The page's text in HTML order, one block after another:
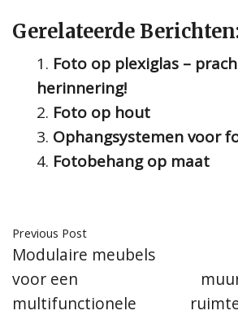
Gerelateerde
Foto op plexiglas –
herinnering!
Foto op hout
Ophangsystemen voor
Fotobehang op maat
Previous Post
Modulaire meubels
voor een
multifunctionele